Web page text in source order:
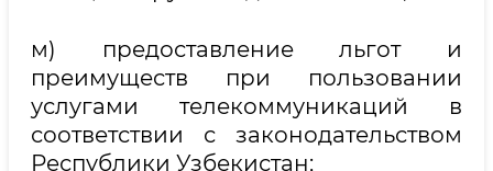
м) предоставление льгот и
преимуществ при пользовании
услугами телекоммуникаций в
соответствии с законодательством
Республики Узбекистан;